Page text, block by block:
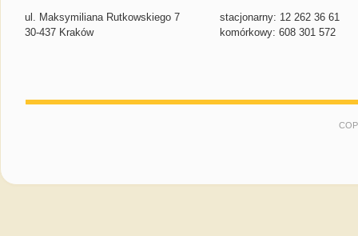
ul. Maksymiliana Rutkowskiego 7
30-437 Kraków
stacjonarny: 12 262 36 61
komórkowy: 608 301 572